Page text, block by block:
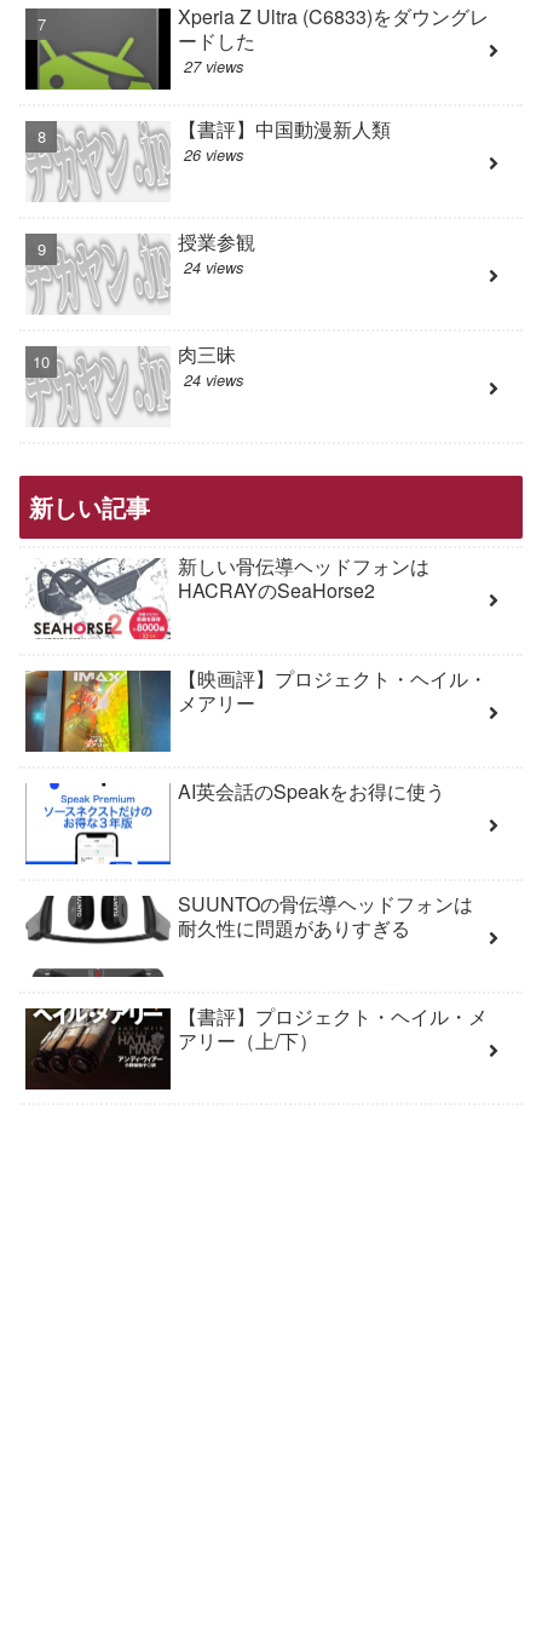
Xperia Z Ultra (C6833)をダウングレ
ードした
27 views
【書評】中国動漫新人類
26 views
授業参観
24 views
肉三昧
24 views
新しい記事
新しい骨伝導ヘッドフォンは
HACRAYのSeaHorse2
【映画評】プロジェクト・ヘイル・
メアリー
AI英会話のSpeakをお得に使う
SUUNTOの骨伝導ヘッドフォンは
耐久性に問題がありすぎる
【書評】プロジェクト・ヘイル・メ
アリー（上/下）